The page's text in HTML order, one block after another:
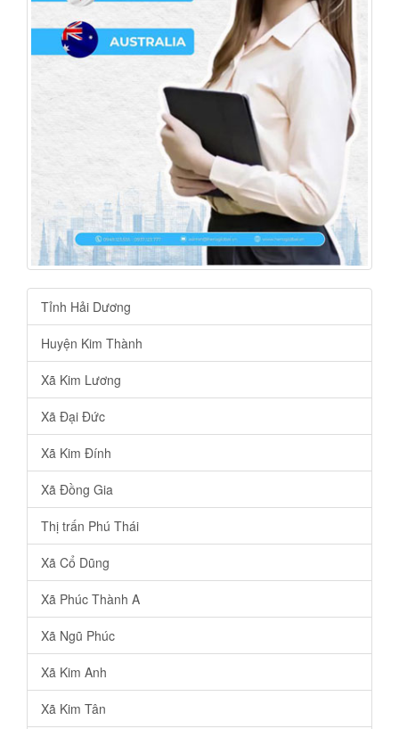
Tỉnh Hải Dương
Huyện Kim Thành
Xã Kim Lương
Xã Đại Đức
Xã Kim Đính
Xã Đồng Gia
Thị trấn Phú Thái
Xã Cổ Dũng
Xã Phúc Thành A
Xã Ngũ Phúc
Xã Kim Anh
Xã Kim Tân